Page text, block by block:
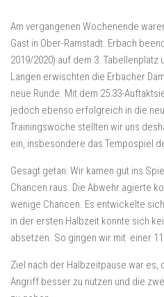
Am vergangenen Wochenende
Gast in Ober-Ramstadt. Erbach
2019/2020) auf dem 3.
Langen erwischten die Erbacher
neue Runde. Mit dem 25:33-
jedoch ebenso erfolgreich in die
Trainingswoche stellten wir uns
ein, insbesondere das Tempospiel
Gesagt getan: Wir kamen gut ins
Chancen raus. Die Abwehr agierte
wenige Chancen. Es entwickelte
in der ersten Halbzeit konnte sich
absetzen. So gingen wir mit einer
Ziel nach der Halbzeitpause war es,
Angriff besser zu nutzen und die